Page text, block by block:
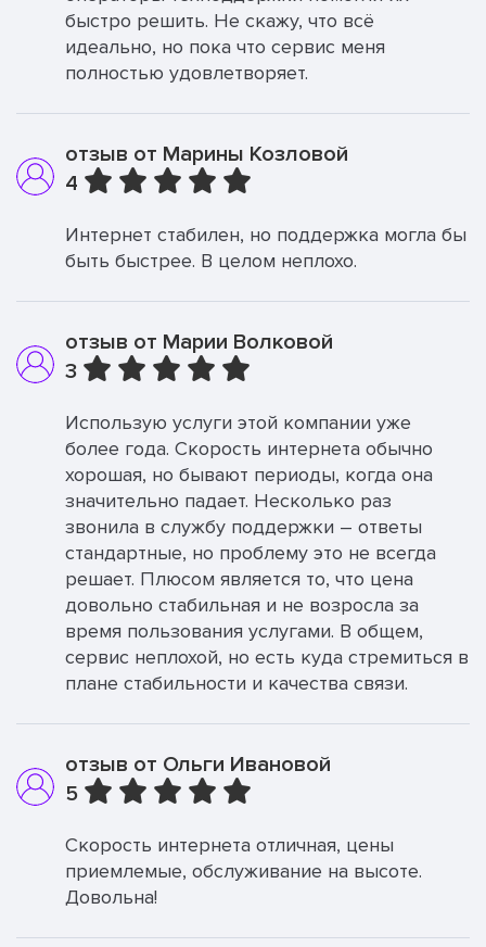
быстро решить. Не скажу, что всё
идеально, но пока что сервис меня
полностью удовлетворяет.
отзыв от Марины Козловой
4
Интернет стабилен, но поддержка могла бы
быть быстрее. В целом неплохо.
отзыв от Марии Волковой
3
Использую услуги этой компании уже
более года. Скорость интернета обычно
хорошая, но бывают периоды, когда она
значительно падает. Несколько раз
звонила в службу поддержки – ответы
стандартные, но проблему это не всегда
решает. Плюсом является то, что цена
довольно стабильная и не возросла за
время пользования услугами. В общем,
сервис неплохой, но есть куда стремиться в
плане стабильности и качества связи.
отзыв от Ольги Ивановой
5
Скорость интернета отличная, цены
приемлемые, обслуживание на высоте.
Довольна!